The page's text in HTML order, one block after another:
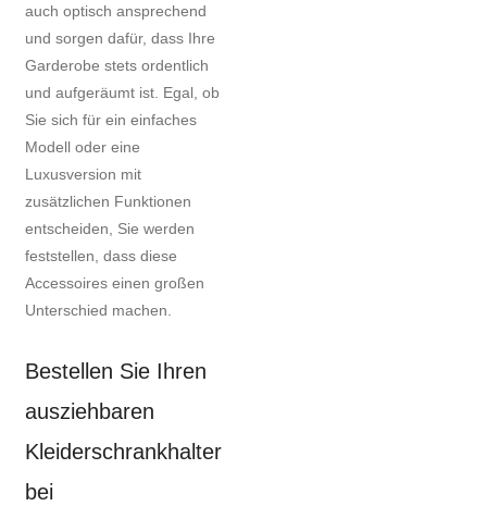
auch optisch ansprechend
und sorgen dafür, dass Ihre
Garderobe stets ordentlich
und aufgeräumt ist. Egal, ob
Sie sich für ein einfaches
Modell oder eine
Luxusversion mit
zusätzlichen Funktionen
entscheiden, Sie werden
feststellen, dass diese
Accessoires einen großen
Unterschied machen.
Bestellen Sie Ihren
ausziehbaren
Kleiderschrankhalter
bei